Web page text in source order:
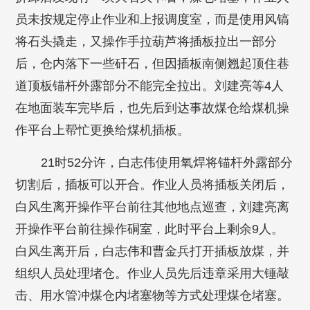
员未按规定停止作业和上报调度室，而是使用风镐
将石头撬走，又操作手拉葫芦将插板拉出一部分
后，仓内落下一些矸石，但因插板南侧翘起顶住巷
道顶板锚杆外露部分不能完全拉出。刘建亮等4人
在地面装车完毕后，也先后到达事故煤仓给煤机操
作平台上帮忙更换给煤机插板。
21时52分许，白志伟使用氧焊将锚杆外露部分
切割后，插板可以开合。作业人员将插板关闭后，
白风生离开操作平台前往其他地点巡查，刘建亮离
开操作平台前往操作硐室，此时平台上剩余9人。
白风生离开后，白志伟和曹金兵打开插板放煤，并
组织人员处理堵仓。作业人员先后违章采用大锤敲
击、用水管冲煤仓内堵塞物等方式处理煤仓堵塞。